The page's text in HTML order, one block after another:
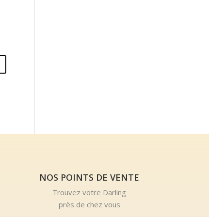
NOS POINTS DE VENTE
Trouvez votre Darling
près de chez vous